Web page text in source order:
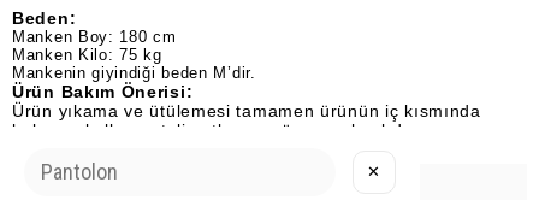
Beden:
Manken Boy: 180 cm
Manken Kilo: 75 kg
Mankenin giyindiği beden M’dir.
Ürün Bakım Önerisi:
Ürün yıkama ve ütülemesi tamamen ürünün iç kısmında
bulunan kullanım talimatlarına göre yapılmalıdır.
✕